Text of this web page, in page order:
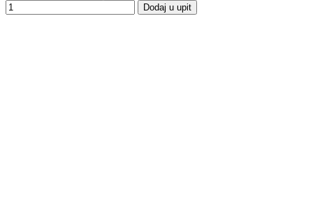
Dodaj u upit